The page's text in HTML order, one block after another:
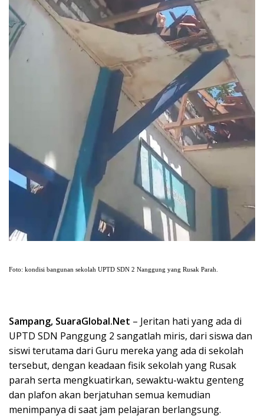
Foto: kondisi bangunan sekolah UPTD SDN 2 Nanggung yang Rusak Parah.
Sampang, SuaraGlobal.Net – Jeritan hati yang ada di
UPTD SDN Panggung 2 sangatlah miris, dari siswa dan
siswi terutama dari Guru mereka yang ada di sekolah
tersebut, dengan keadaan fisik sekolah yang Rusak
parah serta mengkuatirkan, sewaktu-waktu genteng
dan plafon akan berjatuhan semua kemudian
menimpanya di saat jam pelajaran berlangsung.